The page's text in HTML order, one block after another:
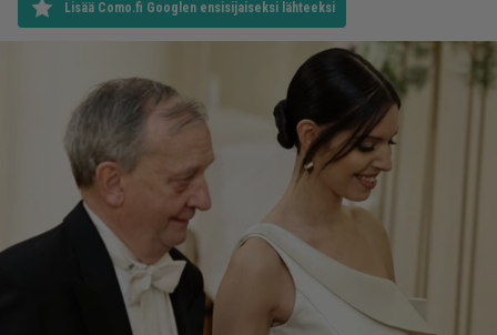
Lisää Como.fi Googlen ensisijaiseksi lähteeksi